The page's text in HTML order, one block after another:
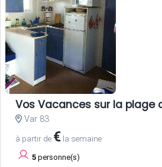
Vos Vacances sur la plage
Var 83
à partir de € la semaine
5 personne(s)